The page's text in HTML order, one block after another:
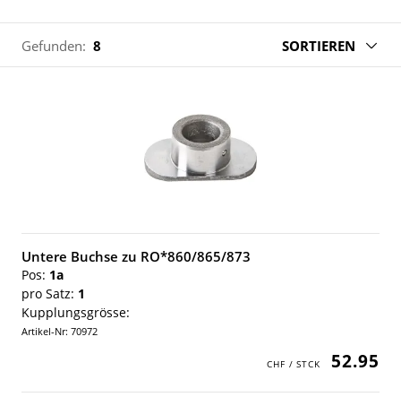
Gefunden: 8 SORTIEREN
Untere Buchse zu RO*860/865/873
Pos: 1a
pro Satz: 1
Kupplungsgrösse:
Artikel-Nr: 70972
52.95